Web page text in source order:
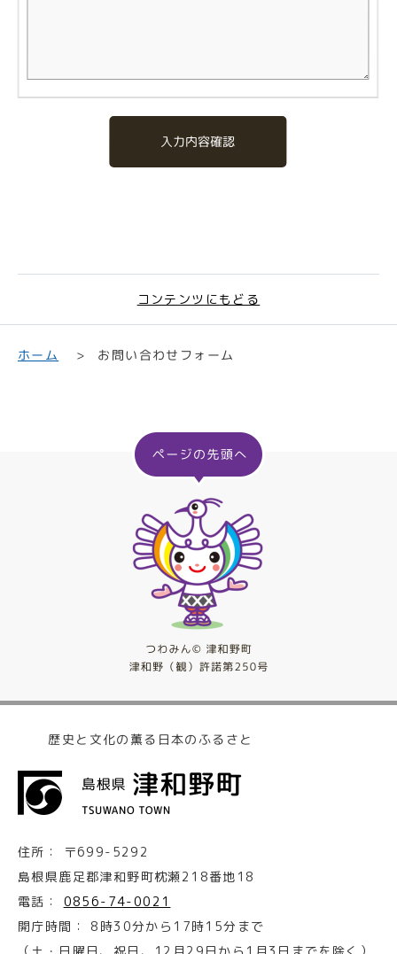
入力内容確認
コンテンツにもどる
ホーム お問い合わせフォーム
歴史と文化の薫る日本のふるさと
住所：
〒699-5292
島根県鹿足郡津和野町枕瀬218番地18
電話：
0856-74-0021
開庁時間：
8時30分から17時15分まで